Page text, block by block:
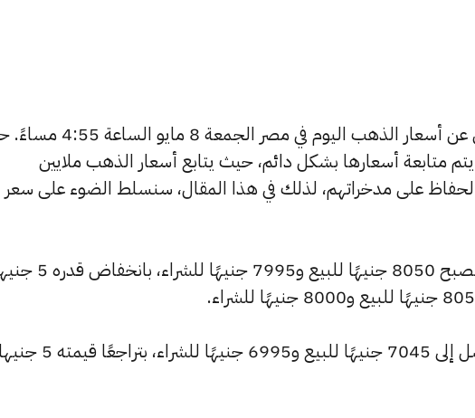
يتساءل العديد من الأشخاص عن أسعار الذهب اليوم في مصر
متابعة أسعارها بشكل دائم، حيث يتابع أسعار الذهب ملايين
على مدخراتهم، لذلك في هذا المقال، سنسلط الضوء على سعر
شهد سعر عيار 24 انخفاضًا ليصبح 8050 جنيهًا
كما انخفض سعر عيار 21 ليصل إلى 7045 جنيهًا للبيع و6995